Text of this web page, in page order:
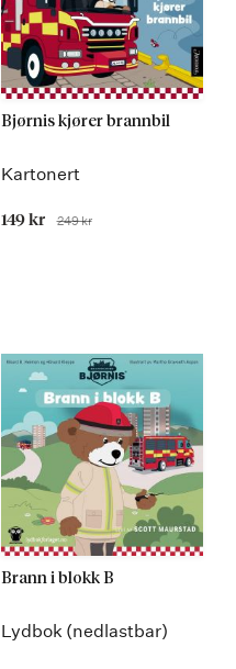
Bjørnis kjører brannbil
Kartonert
Tilbudspris
149 kr Før
249 kr
Brann i blokk B
Lydbok (nedlastbar)